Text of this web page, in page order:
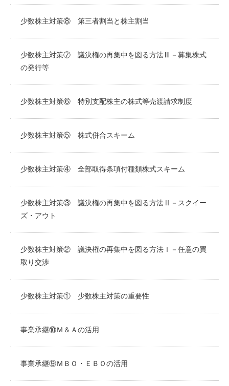
少数株主対策⑧ 第三者割当と株主割当
少数株主対策⑦ 議決権の再集中を図る方法Ⅲ－募集株式
の発行等
少数株主対策⑥ 特別支配株主の株式等売渡請求制度
少数株主対策⑤ 株式併合スキーム
少数株主対策④ 全部取得条項付種類株式スキーム
少数株主対策③ 議決権の再集中を図る方法Ⅱ－スクイー
ズ・アウト
少数株主対策② 議決権の再集中を図る方法Ⅰ－任意の買
取り交渉
少数株主対策① 少数株主対策の重要性
事業承継⑩Ｍ＆Ａの活用
事業承継⑨ＭＢＯ・ＥＢＯの活用